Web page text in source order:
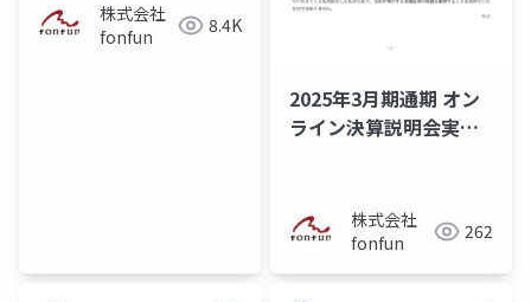
株式会社
fonfun
8.4K
2025年3月期通期 オン
ライン決算説明会実施
株式会社
fonfun
262